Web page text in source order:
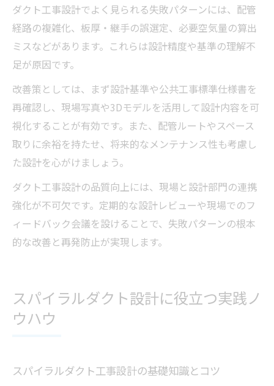
ダクト工事設計でよく見られる失敗パターンには、配管
経路の複雑化、板厚・継手の誤選定、必要空気量の算出
ミスなどがあります。これらは設計精度や基準の理解不
足が原因です。
改善策としては、まず設計基準や公共工事標準仕様書を
再確認し、現場写真や3Dモデルを活用して設計内容を可
視化することが有効です。また、配管ルートやスペース
取りに余裕を持たせ、将来的なメンテナンス性も考慮し
た設計を心がけましょう。
ダクト工事設計の品質向上には、現場と設計部門の連携
強化が不可欠です。定期的な設計レビューや現場でのフ
ィードバック会議を設けることで、失敗パターンの根本
的な改善と再発防止が実現します。
スパイラルダクト設計に役立つ実践ノ
ウハウ
スパイラルダクト工事設計の基礎知識とコツ